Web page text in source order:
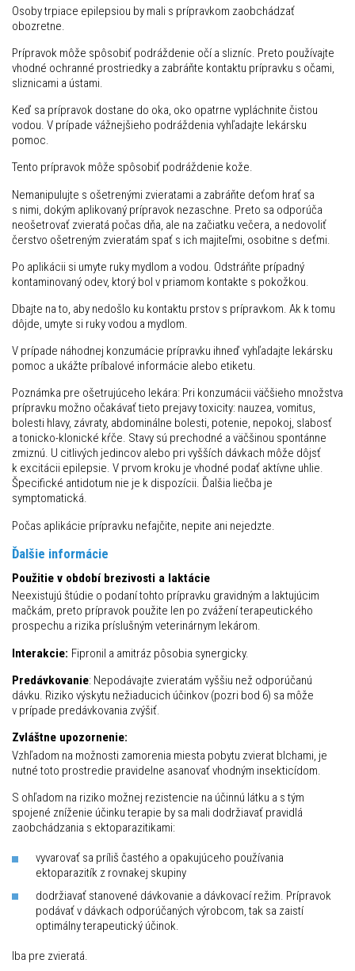
Osoby trpiace epilepsiou by mali s prípravkom zaobchádzať
obozretne.
Prípravok môže spôsobiť podráždenie očí a slizníc. Preto používajte
vhodné ochranné prostriedky a zabráňte kontaktu prípravku s očami,
sliznicami a ústami.
Keď sa prípravok dostane do oka, oko opatrne vypláchnite čistou
vodou. V prípade vážnejšieho podráždenia vyhľadajte lekársku
pomoc.
Tento prípravok môže spôsobiť podráždenie kože.
Nemanipulujte s ošetrenými zvieratami a zabráňte deťom hrať sa
s nimi, dokým aplikovaný prípravok nezaschne. Preto sa odporúča
neošetrovať zvieratá počas dňa, ale na začiatku večera, a nedovoliť
čerstvo ošetreným zvieratám spať s ich majiteľmi, osobitne s deťmi.
Po aplikácii si umyte ruky mydlom a vodou. Odstráňte prípadný
kontaminovaný odev, ktorý bol v priamom kontakte s pokožkou.
Dbajte na to, aby nedošlo ku kontaktu prstov s prípravkom. Ak k tomu
dôjde, umyte si ruky vodou a mydlom.
V prípade náhodnej konzumácie prípravku ihneď vyhľadajte lekársku
pomoc a ukážte príbalové informácie alebo etiketu.
Poznámka pre ošetrujúceho lekára: Pri konzumácii väčšieho množstva
prípravku možno očakávať tieto prejavy toxicity: nauzea, vomitus,
bolesti hlavy, závraty, abdominálne bolesti, potenie, nepokoj, slabosť
a tonicko-klonické kŕče. Stavy sú prechodné a väčšinou spontánne
zmiznú. U citlivých jedincov alebo pri vyšších dávkach môže dôjsť
k excitácii epilepsie. V prvom kroku je vhodné podať aktívne uhlie.
Špecifické antidotum nie je k dispozícii. Ďalšia liečba je
symptomatická.
Počas aplikácie prípravku nefajčite, nepite ani nejedzte.
Ďalšie informácie
Použitie v období brezivosti a laktácie
Neexistujú štúdie o podaní tohto prípravku gravidným a laktujúcim
mačkám, preto prípravok použite len po zvážení terapeutického
prospechu a rizika príslušným veterinárnym lekárom.
Interakcie: Fipronil a amitráz pôsobia synergicky.
Predávkovanie: Nepodávajte zvieratám vyššiu než odporúčanú
dávku. Riziko výskytu nežiaducich účinkov (pozri bod 6) sa môže
v prípade predávkovania zvýšiť.
Zvláštne upozornenie:
Vzhľadom na možnosti zamorenia miesta pobytu zvierat blchami, je
nutné toto prostredie pravidelne asanovať vhodným insekticídom.
S ohľadom na riziko možnej rezistencie na účinnú látku a s tým
spojené zníženie účinku terapie by sa mali dodržiavať pravidlá
zaobchádzania s ektoparazitikami:
vyvarovať sa príliš častého a opakujúceho používania
ektoparazitík z rovnakej skupiny
dodržiavať stanovené dávkovanie a dávkovací režim. Prípravok
podávať v dávkach odporúčaných výrobcom, tak sa zaistí
optimálny terapeutický účinok.
Iba pre zvieratá.